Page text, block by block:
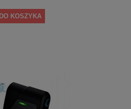
DO KOSZYKA